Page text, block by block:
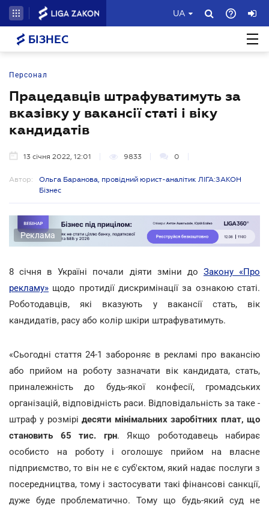
UA
БІЗНЕС
Персонал
Працедавців штрафуватимуть за
вказівку у вакансії статі і віку
кандидатів
13 січня 2022, 12:01 9833 0
Автор:
Ольга Баранова, провідний юрист-аналітик ЛІГА:ЗАКОН
Бізнес
Реклама
8 січня в Україні почали діяти зміни до Закону «Про
рекламу» щодо протидії дискримінації за ознакою статі.
Роботодавців, які вказують у вакансії стать, вік
кандидатів, расу або колір шкіри штрафуватимуть.
«Сьогодні стаття 24-1 забороняє в рекламі про вакансію
або прийом на роботу зазначати вік кандидата, стать,
приналежність до будь-якої конфесії, громадських
організацій, відповідність раси. Відповідальність за таке -
штраф у розмірі десяти мінімальних заробітних плат, що
становить 65 тис. грн. Якщо роботодавець набирає
особисто на роботу і оголошує прийом на власне
підприємство, то він не є суб'єктом, який надає послуги з
посередництва, тому і застосувати такі фінансові санкції,
дуже буде проблематично. Тому що будь-який суд не